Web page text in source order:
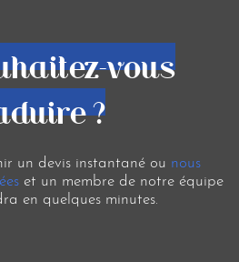
vous
?
un devis instantané ou nous
et un membre de notre équipe
en quelques minutes.